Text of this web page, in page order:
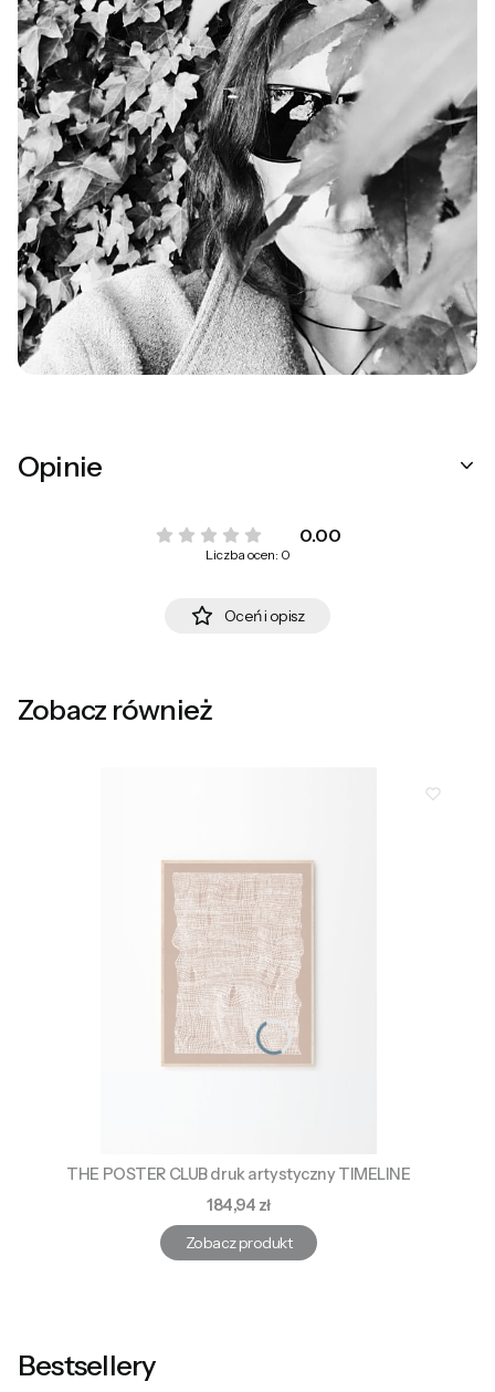
Opinie
0.00
Liczba ocen: 0
Oceń i opisz
Zobacz również
THE POSTER CLUB druk artystyczny TIMELINE
Cena
184,94 zł
Zobacz produkt
Bestsellery